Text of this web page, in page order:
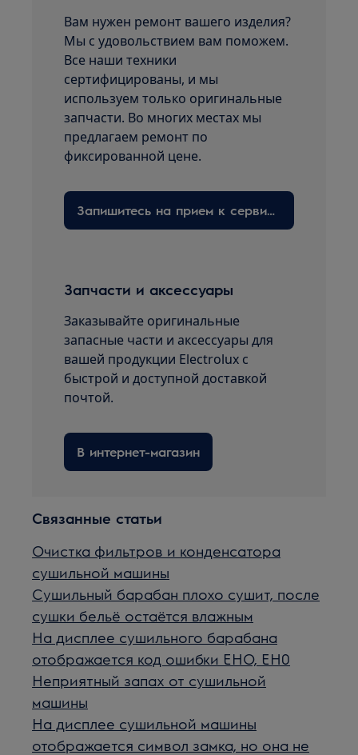
Вам нужен ремонт вашего изделия?
Мы с удовольствием вам поможем.
Все наши техники
сертифицированы, и мы
используем только оригинальные
запчасти. Во многих местах мы
предлагаем ремонт по
фиксированной цене.
Запишитесь на прием к сервисному технику здесь
Запчасти и аксессуары
Заказывайте оригинальные
запасные части и аксессуары для
вашей продукции Electrolux с
быстрой и доступной доставкой
почтой.
В интернет-магазин
Связанные статьи
Очистка фильтров и конденсатора
сушильной машины
Сушильный барабан плохо сушит, после
сушки бельё остаётся влажным
На дисплее сушильного барабана
отображается код ошибки EHO, EH0
Неприятный запах от сушильной
машины
На дисплее сушильной машины
отображается символ замка, но она не